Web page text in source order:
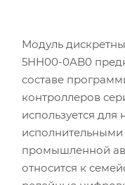
Модуль
5HH00-0AB0
составе
контроллеров
используется
исполнительными
промышленной
относится к